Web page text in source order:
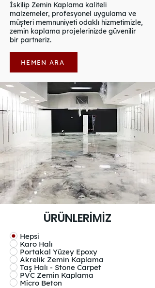
İskilip Zemin Kaplama kaliteli
malzemeler, profesyonel uygulama ve
müşteri memnuniyeti odaklı hizmetimizle,
zemin kaplama projelerinizde güvenilir
bir partneriz.
HEMEN ARA
ÜRÜNLERİMİZ
Hepsi
Karo Halı
Portakal Yüzey Epoxy
Akrelik Zemin Kaplama
Taş Halı - Stone Carpet
PVC Zemin Kaplama
Micro Beton